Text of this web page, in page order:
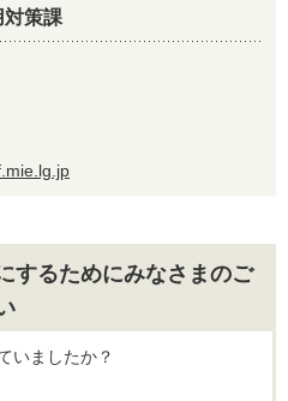
策課
するためにみなさまのご
いましたか？